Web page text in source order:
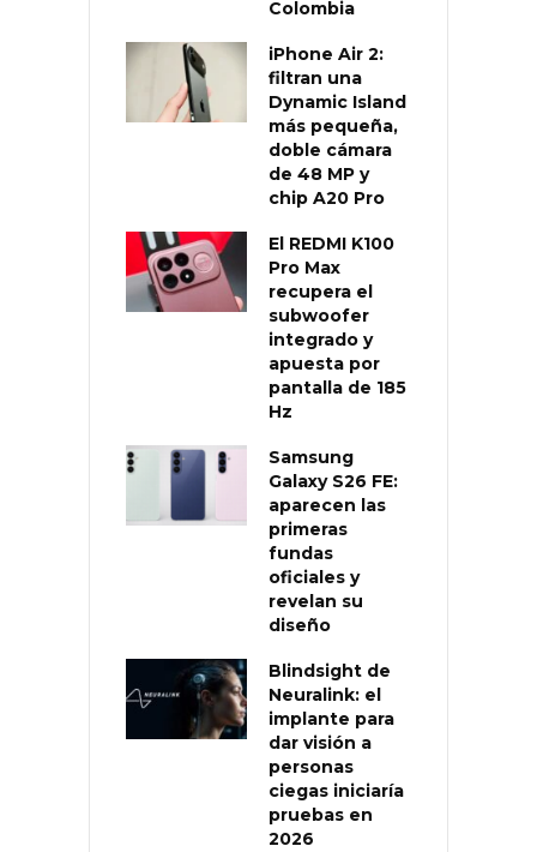
Colombia
iPhone Air 2:
filtran una
Dynamic Island
más pequeña,
doble cámara
de 48 MP y
chip A20 Pro
El REDMI K100
Pro Max
recupera el
subwoofer
integrado y
apuesta por
pantalla de 185
Hz
Samsung
Galaxy S26 FE:
aparecen las
primeras
fundas
oficiales y
revelan su
diseño
Blindsight de
Neuralink: el
implante para
dar visión a
personas
ciegas iniciaría
pruebas en
2026